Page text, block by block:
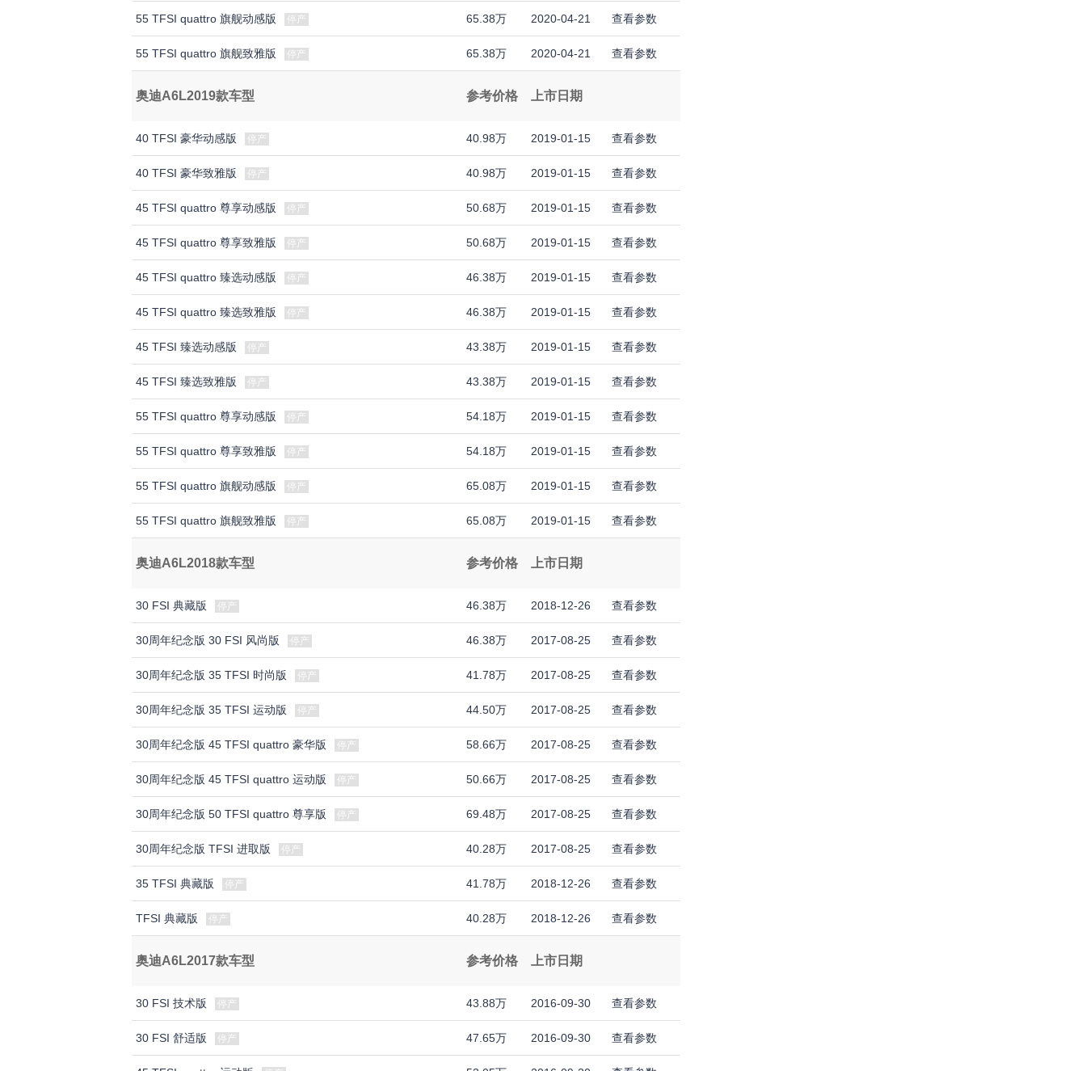
55 TFSI quattro 旗舰动感版 停产 65.38万 2020-04-21 查看参数
55 TFSI quattro 旗舰致雅版 停产 65.38万 2020-04-21 查看参数
奥迪A6L2019款车型 参考价格 上市日期
40 TFSI 豪华动感版 停产 40.98万 2019-01-15 查看参数
40 TFSI 豪华致雅版 停产 40.98万 2019-01-15 查看参数
45 TFSI quattro 尊享动感版 停产 50.68万 2019-01-15 查看参数
45 TFSI quattro 尊享致雅版 停产 50.68万 2019-01-15 查看参数
45 TFSI quattro 臻选动感版 停产 46.38万 2019-01-15 查看参数
45 TFSI quattro 臻选致雅版 停产 46.38万 2019-01-15 查看参数
45 TFSI 臻选动感版 停产 43.38万 2019-01-15 查看参数
45 TFSI 臻选致雅版 停产 43.38万 2019-01-15 查看参数
55 TFSI quattro 尊享动感版 停产 54.18万 2019-01-15 查看参数
55 TFSI quattro 尊享致雅版 停产 54.18万 2019-01-15 查看参数
55 TFSI quattro 旗舰动感版 停产 65.08万 2019-01-15 查看参数
55 TFSI quattro 旗舰致雅版 停产 65.08万 2019-01-15 查看参数
奥迪A6L2018款车型 参考价格 上市日期
30 FSI 典藏版 停产 46.38万 2018-12-26 查看参数
30周年纪念版 30 FSI 风尚版 停产 46.38万 2017-08-25 查看参数
30周年纪念版 35 TFSI 时尚版 停产 41.78万 2017-08-25 查看参数
30周年纪念版 35 TFSI 运动版 停产 44.50万 2017-08-25 查看参数
30周年纪念版 45 TFSI quattro 豪华版 停产 58.66万 2017-08-25 查看参数
30周年纪念版 45 TFSI quattro 运动版 停产 50.66万 2017-08-25 查看参数
30周年纪念版 50 TFSI quattro 尊享版 停产 69.48万 2017-08-25 查看参数
30周年纪念版 TFSI 进取版 停产 40.28万 2017-08-25 查看参数
35 TFSI 典藏版 停产 41.78万 2018-12-26 查看参数
TFSI 典藏版 停产 40.28万 2018-12-26 查看参数
奥迪A6L2017款车型 参考价格 上市日期
30 FSI 技术版 停产 43.88万 2016-09-30 查看参数
30 FSI 舒适版 停产 47.65万 2016-09-30 查看参数